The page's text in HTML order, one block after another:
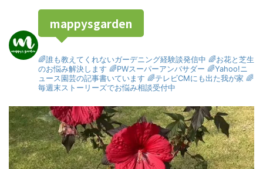
mappysgarden
🌈誰も教えてくれないガーデニング経験談発信中 🌈お花と芝生
のお悩み解決します 🌈PWスーパーアンバサダー 🌈Yahoo!ニ
ュース園芸の記事書いています 🌈テレビCMにも出た我が家 🌈
毎週末ストーリーズでお悩み相談受付中